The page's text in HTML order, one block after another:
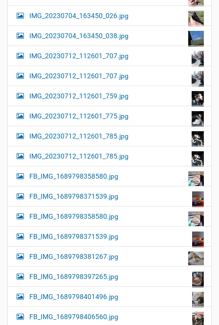
IMG_20230704_163450_026.jpg
IMG_20230704_163450_038.jpg
IMG_20230712_112601_707.jpg
IMG_20230712_112601_707.jpg
IMG_20230712_112601_759.jpg
IMG_20230712_112601_775.jpg
IMG_20230712_112601_785.jpg
IMG_20230712_112601_785.jpg
FB_IMG_1689798358580.jpg
FB_IMG_1689798371539.jpg
FB_IMG_1689798358580.jpg
FB_IMG_1689798371539.jpg
FB_IMG_1689798381267.jpg
FB_IMG_1689798397265.jpg
FB_IMG_1689798401496.jpg
FB_IMG_1689798406560.jpg